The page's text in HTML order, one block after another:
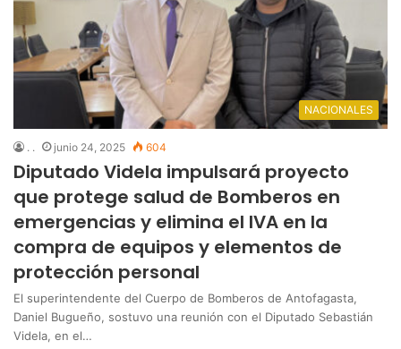
NACIONALES
. . junio 24, 2025 604
Diputado Videla impulsará proyecto
que protege salud de Bomberos en
emergencias y elimina el IVA en la
compra de equipos y elementos de
protección personal
El superintendente del Cuerpo de Bomberos de Antofagasta,
Daniel Bugueño, sostuvo una reunión con el Diputado Sebastián
Videla, en el…